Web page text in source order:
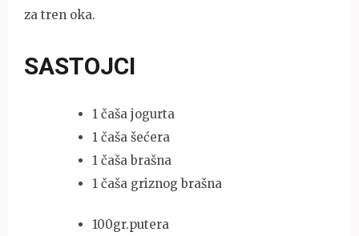
za tren oka.
SASTOJCI
1 čaša jogurta
1 čaša šećera
1 čaša brašna
1 čaša griznog brašna
100gr.putera